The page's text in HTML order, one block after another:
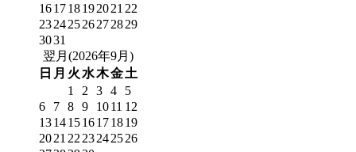
161718192021 22
23242526272829
3031
翌月(2026年9月)
日 月 火 水木金土
1
2 3 4
5
6
7 8 9 1011 12
13141516171819
2021 22 23242526